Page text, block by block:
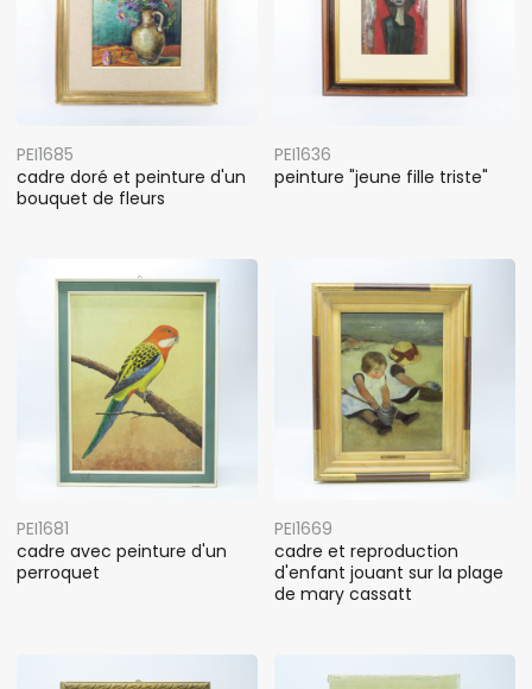
PEI1685
cadre doré et peinture d'un
bouquet de fleurs
PEI1636
peinture "jeune fille triste"
PEI1681
cadre avec peinture d'un
perroquet
PEI1669
cadre et reproduction
d'enfant jouant sur la plage
de mary cassatt